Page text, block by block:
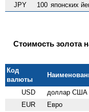
JPY 100 японских
Стоимость золота
Код
валюты
USD доллар США
EUR Евро